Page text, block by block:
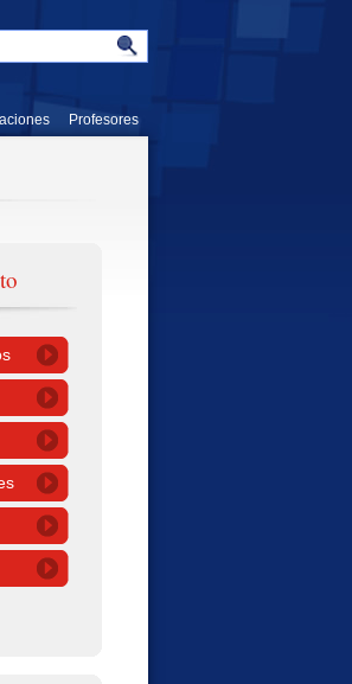
Profesores